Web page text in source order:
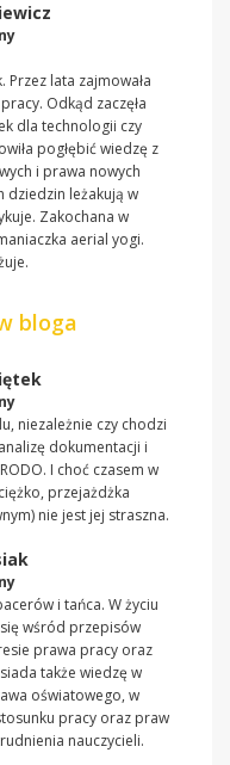
Przez lata zajmowała
Odkąd zaczęła
dla technologii czy
pogłębić wiedzę z
i prawa nowych
dziedzin leżakują w
Zakochana w
aerial yogi.
bloga
niezależnie czy chodzi
dokumentacji i
I choć czasem w
przejażdżka
nie jest jej straszna.
i tańca. W życiu
wśród przepisów
prawa pracy oraz
także wiedzę w
oświatowego, w
pracy oraz praw
nauczycieli.